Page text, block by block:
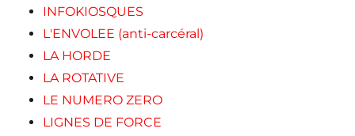
INFOKIOSQUES
L'ENVOLEE (anti-carcéral)
LA HORDE
LA ROTATIVE
LE NUMERO ZERO
LIGNES DE FORCE